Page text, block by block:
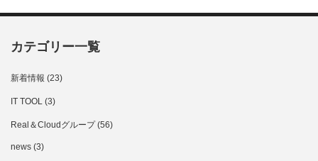
カテゴリー一覧
新着情報 (23)
IT TOOL (3)
Real＆Cloudグループ(56)
news (3)